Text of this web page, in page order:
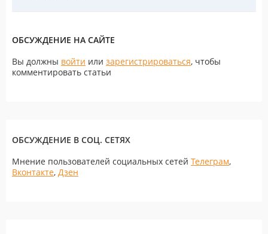
ОБСУЖДЕНИЕ НА САЙТЕ
Вы должны войти или зарегистрироваться, чтобы
комментировать статьи
ОБСУЖДЕНИЕ В СОЦ. СЕТЯХ
Мнение пользователей социальных сетей Телеграм,
Вконтакте, Дзен